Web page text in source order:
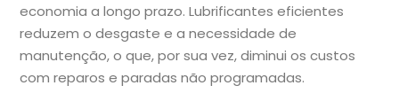
economia a longo prazo. Lubrificantes eficientes
reduzem o desgaste e a necessidade de
manutenção, o que, por sua vez, diminui os custos
com reparos e paradas não programadas.